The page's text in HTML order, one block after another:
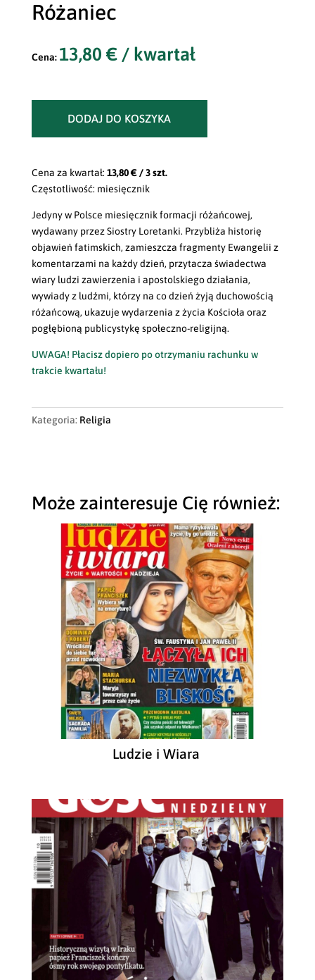
Różaniec
13,80€/ kwartał
DODAJ DO KOSZYKA
Cena za kwartał: 13,80 € / 3 szt.
Częstotliwość: miesięcznik
Jedyny w Polsce miesięcznik formacji różańcowej,
wydawany przez Siostry Loretanki. Przybliża historię
objawień fatimskich, zamieszcza fragmenty Ewangelii z
komentarzami na każdy dzień, przytacza świadectwa
wiary ludzi zawierzenia i apostolskiego działania,
wywiady z ludźmi, którzy na co dzień żyją duchowością
różańcową, ukazuje wydarzenia z życia Kościoła oraz
pogłębioną publicystykę społeczno-religijną.
UWAGA! Płacisz dopiero po otrzymaniu rachunku w
trakcie kwartału!
Kategoria: Religia
Może zainteresuje Cię również:
Ludzie i Wiara